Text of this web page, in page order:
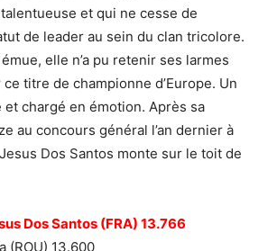
et qui ne cesse de
de leader au sein du clan tricolore.
elle n’a pu retenir ses larmes
ce titre de championne d’Europe. Un
et chargé en émotion. Après sa
au concours général l’an dernier à
Dos Santos monte sur le toit de
Dos Santos (FRA) 13.766
(ROU) 13.600